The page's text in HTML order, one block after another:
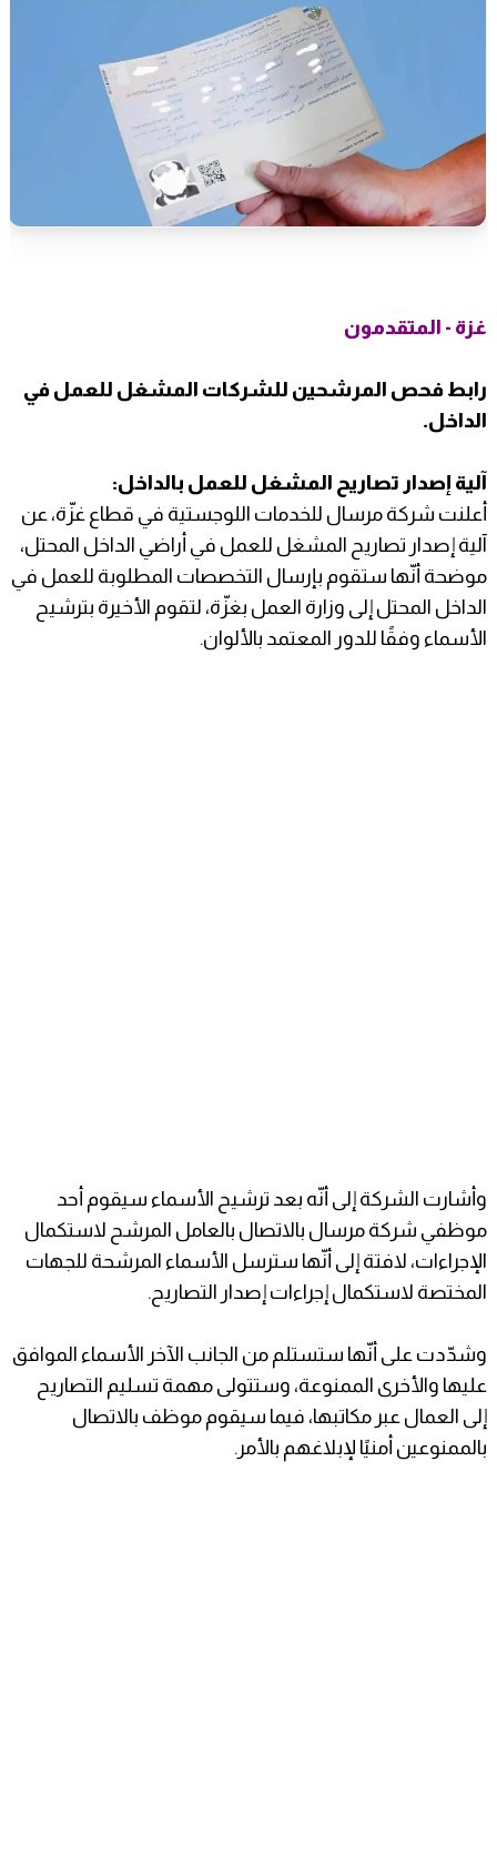
غزة - المتقدمون
رابط فحص المرشحين للشركات المشغل للعمل في
الداخل.
آلية إصدار تصاريح المشغل للعمل بالداخل:
أعلنت شركة مرسال للخدمات اللوجستية في قطاع غزّة، عن
آلية إصدار تصاريح المشغل للعمل في أراضي الداخل المحتل،
موضحة أنّها ستقوم بإرسال التخصصات المطلوبة للعمل في
الداخل المحتل إلى وزارة العمل بغزّة، لتقوم الأخيرة بترشيح
الأسماء وفقًا للدور المعتمد بالألوان.
وأشارت الشركة إلى أنّه بعد ترشيح الأسماء سيقوم أحد
موظفي شركة مرسال بالاتصال بالعامل المرشح لاستكمال
الإجراءات، لافتة إلى أنّها سترسل الأسماء المرشحة للجهات
المختصة لاستكمال إجراءات إصدار التصاريح.
وشدّدت على أنّها ستستلم من الجانب الآخر الأسماء الموافق
عليها والأخرى الممنوعة، وستتولى مهمة تسليم التصاريح
إلى العمال عبر مكاتبها، فيما سيقوم موظف بالاتصال
بالممنوعين أمنيًا لإبلاغهم بالأمر.